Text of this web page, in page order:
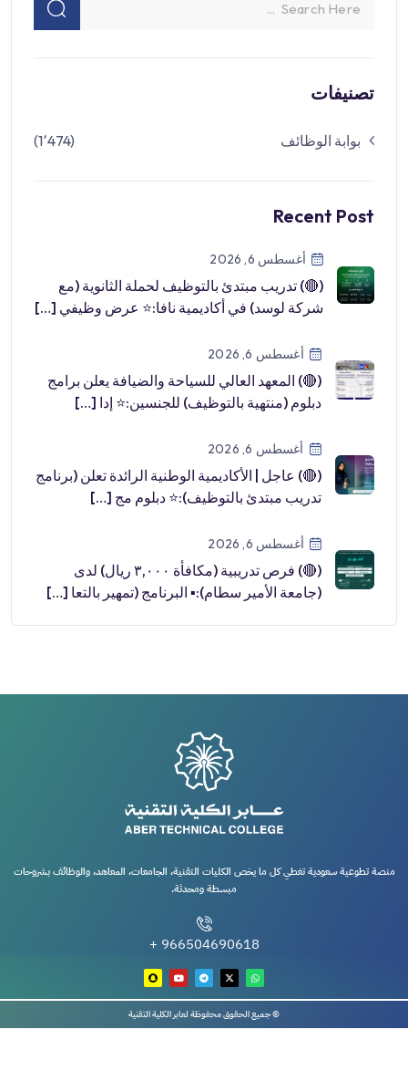
تصنيفات
بوابة الوظائف (1٬474)
Recent Post
أغسطس 6, 2026
(🔴) تدريب مبتدئ بالتوظيف لحملة الثانوية (مع
شركة لوسد) في أكاديمية نافا:⭐️ عرض وظيفي […]
أغسطس 6, 2026
(🔴) المعهد العالي للسياحة والضيافة يعلن برامج
دبلوم (منتهية بالتوظيف) للجنسين:⭐️ إدا […]
أغسطس 6, 2026
(🔴) عاجل | الأكاديمية الوطنية الرائدة تعلن (برنامج
تدريب مبتدئ بالتوظيف):⭐️ دبلوم مج […]
أغسطس 6, 2026
(🔴) فرص تدريبية (مكافأة ٣,٠٠٠ ريال) لدى
(جامعة الأمير سطام):▪️ البرنامج (تمهير بالتعا […]
منصة تطوعية سعودية تغطي كل ما يخص الكليات التقنية، الجامعات، المعاهد، والوظائف بشروحات
مبسطة ومحدثة.
966504690618 +
© جميع الحقوق محفوظة لعابر الكلية التقنية